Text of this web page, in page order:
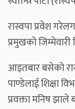
रास्वपा प्रवेश
प्रमुखको
आइतबार बसेको
पाण्डेलाई शिक्षा
प्रवक्ता मनिष झाले